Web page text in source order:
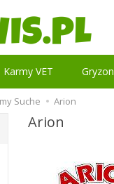
Karmy VET
Suche Arion
Arion